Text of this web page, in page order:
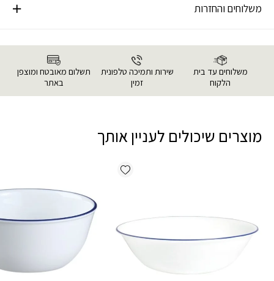
משלוחים והחזרות
משלוחים עד בית
הלקוח
שירות ותמיכה טלפונית
זמין
תשלום מאובטח ומוצפן
באתר
מוצרים שיכולים לעניין אותך
Add wishlist